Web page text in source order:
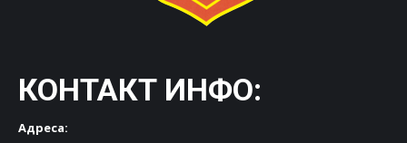
КОНТАКТ ИНФО:
Адреса: